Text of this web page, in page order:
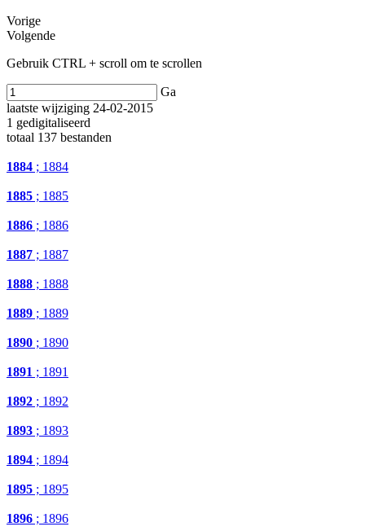
Vorige
Volgende
Gebruik CTRL + scroll om te scrollen
Ga
laatste wijziging 24-02-2015
1 gedigitaliseerd
totaal 137 bestanden
1884 ; 1884
1885 ; 1885
1886 ; 1886
1887 ; 1887
1888 ; 1888
1889 ; 1889
1890 ; 1890
1891 ; 1891
1892 ; 1892
1893 ; 1893
1894 ; 1894
1895 ; 1895
1896 ; 1896